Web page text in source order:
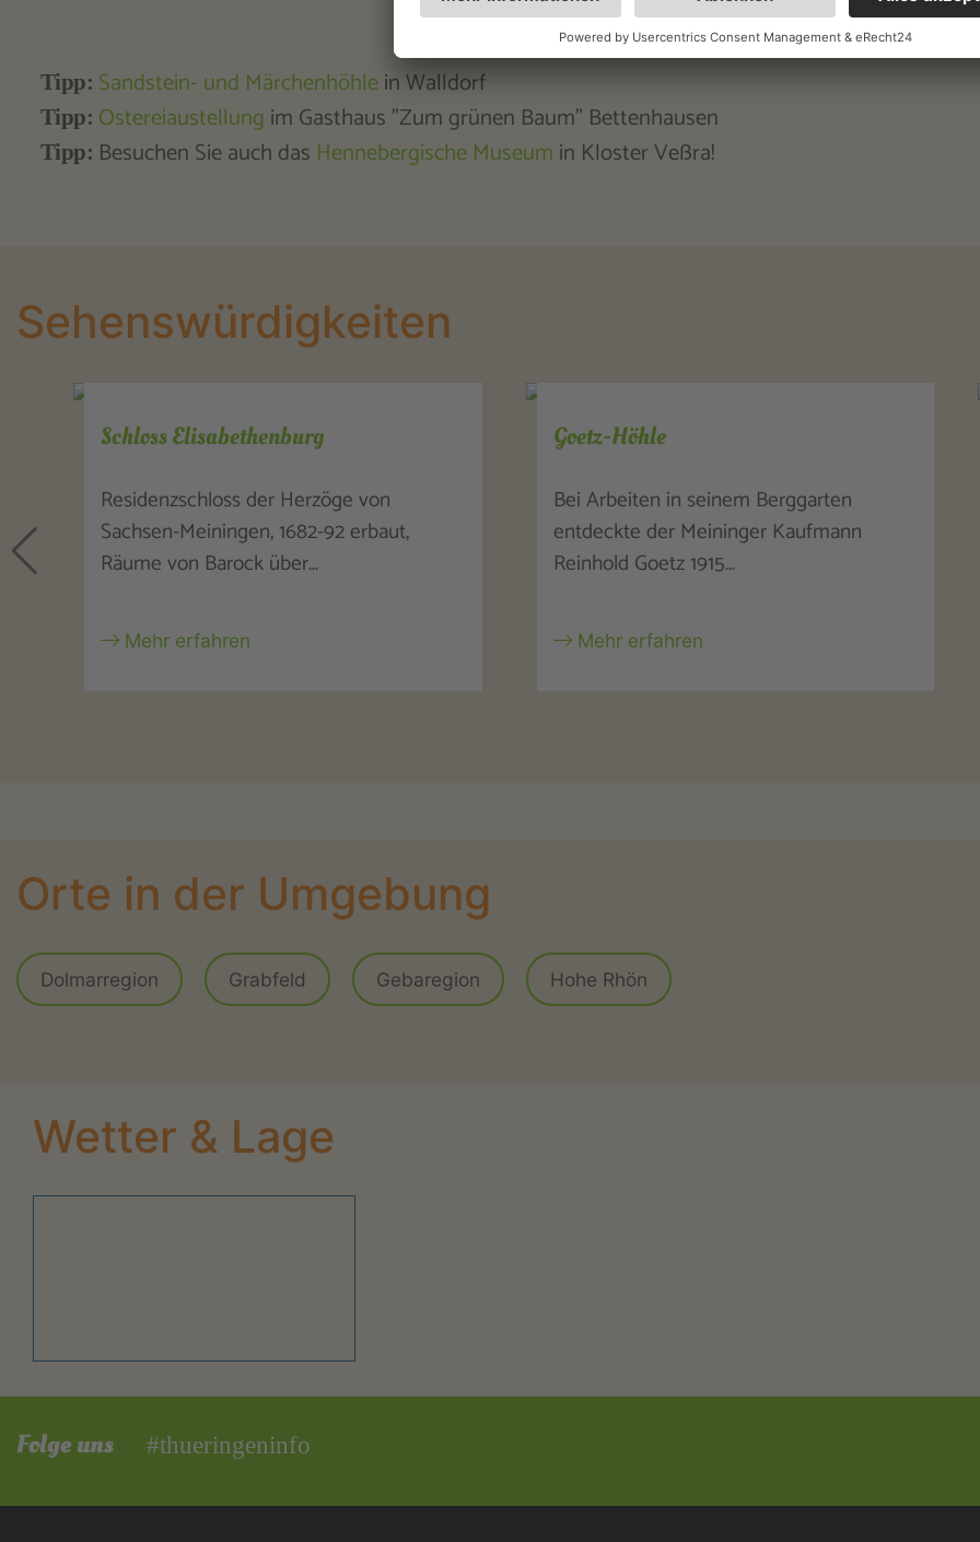
Tipp: Sandstein- und Märchenhöhlein Walldorf
Tipp: Ostereiaustellung im Gasthaus "Zum grünen Baum" Bettenhausen
Tipp: Besuchen Sie auch das Hennebergische Museum in Kloster Veßra!
Sehenswürdigkeiten
Goetz-Höhle
Bei Arbeiten in seinem Berggarten
entdeckte der Meininger Kaufmann
Reinhold Goetz 1915…
Mehr erfahren
Sandstein- und Märchenhöhle
Die Sandsteinhöhle, ein unterirdisches
Labyrinth von ca. 65.000 qm Fläche und
2.500…
Mehr erfahren
Orte in der Umgebung
Dolmarregion Grabfeld Gebaregion Hohe Rhön
Wetter & Lage
Folge uns #thueringeninfo